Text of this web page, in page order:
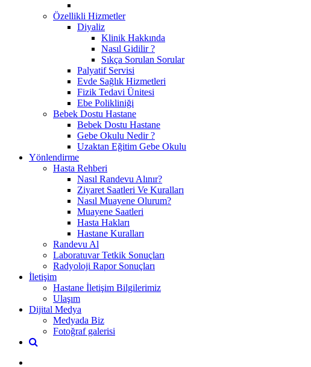
Özellikli Hizmetler
Diyaliz
Klinik Hakkında
Nasıl Gidilir ?
Sıkça Sorulan Sorular
Palyatif Servisi
Evde Sağlık Hizmetleri
Fizik Tedavi Ünitesi
Ebe Polikliniği
Bebek Dostu Hastane
Bebek Dostu Hastane
Gebe Okulu Nedir ?
Uzaktan Eğitim Gebe Okulu
Yönlendirme
Hasta Rehberi
Nasıl Randevu Alınır?
Ziyaret Saatleri Ve Kuralları
Nasıl Muayene Olurum?
Muayene Saatleri
Hasta Hakları
Hastane Kuralları
Randevu Al
Laboratuvar Tetkik Sonuçları
Radyoloji Rapor Sonuçları
İletişim
Hastane İletişim Bilgilerimiz
Ulaşım
Dijital Medya
Medyada Biz
Fotoğraf galerisi